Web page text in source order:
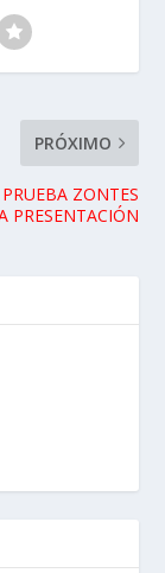
PRÓXIMO
ZONTES
PRESENTACIÓN